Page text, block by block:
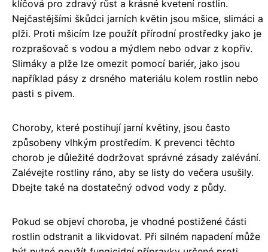
klíčová pro zdravý růst a krásné kvetení rostlin.
Nejčastějšími škůdci jarních květin jsou mšice, slimáci a
plži. Proti mšicím lze použít přírodní prostředky jako je
rozprašovač s vodou a mýdlem nebo odvar z kopřiv.
Slimáky a plže lze omezit pomocí bariér, jako jsou
například pásy z drsného materiálu kolem rostlin nebo
pasti s pivem.
Choroby, které postihují jarní květiny, jsou často
způsobeny vlhkým prostředím. K prevenci těchto
chorob je důležité dodržovat správné zásady zalévání.
Zalévejte rostliny ráno, aby se listy do večera usušily.
Dbejte také na dostatečný odvod vody z půdy.
Pokud se objeví choroba, je vhodné postižené části
rostlin odstranit a likvidovat. Při silném napadení může